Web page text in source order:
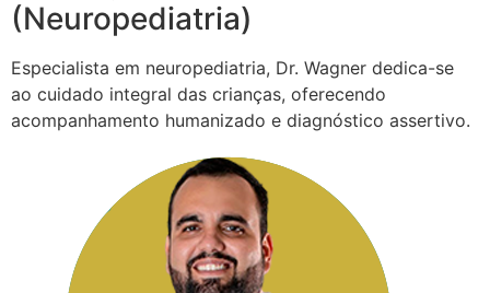
(Neuropediatria)
Especialista em neuropediatria, Dr. Wagner dedica-se
ao cuidado integral das crianças, oferecendo
acompanhamento humanizado e diagnóstico assertivo.